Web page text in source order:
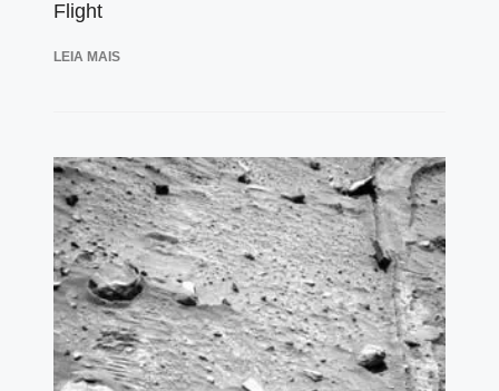
Flight
LEIA MAIS